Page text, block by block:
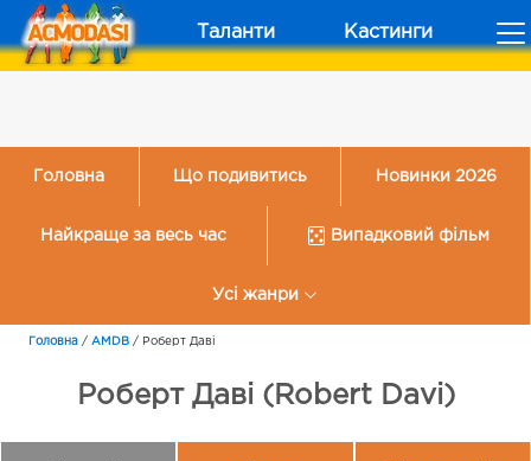
Таланти Кастинги
Головна Що подивитись Новинки 2026
Найкраще за весь час Випадковий фільм
Усі жанри
Головна / AMDB / Роберт Даві
Роберт Даві (Robert Davi)